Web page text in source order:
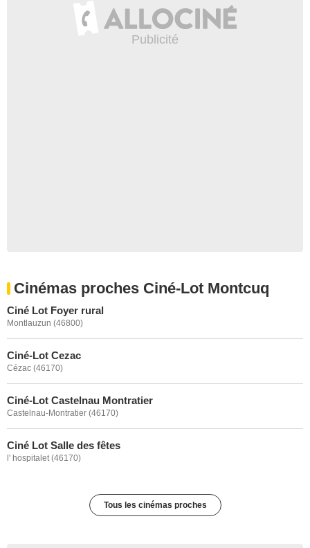
Cinémas proches Ciné-Lot Montcuq
Ciné Lot Foyer rural
Montlauzun (46800)
Ciné-Lot Cezac
Cézac (46170)
Ciné-Lot Castelnau Montratier
Castelnau-Montratier (46170)
Ciné Lot Salle des fêtes
l' hospitalet (46170)
Tous les cinémas proches